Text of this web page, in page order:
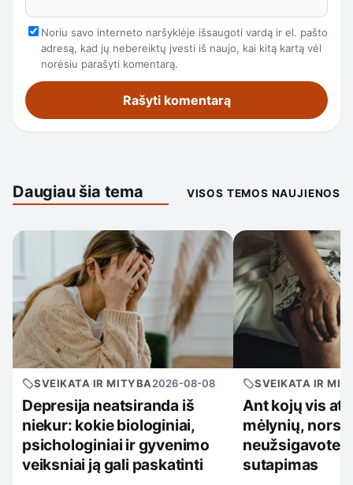
Noriu savo interneto naršyklėje išsaugoti vardą ir el. pašto
adresą, kad jų nebereiktų įvesti iš naujo, kai kitą kartą vėl
norėsiu parašyti komentarą.
Daugiau šia tema VISOS TEMOS NAUJIENOS
SVEIKATA IR MITYBA2026-08-08
Depresija neatsiranda iš
niekur: kokie biologiniai,
psichologiniai ir gyvenimo
veiksniai ją gali paskatinti
SVEIKATA IR
Ant kojų vis
mėlynių, nors
neužsigavote:
sutapimas